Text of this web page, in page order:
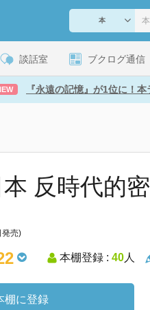
談話室 ブクログ通信
『永遠の記憶』が1位に！
反時代的
売)
本棚登録 : 40人
棚に登録